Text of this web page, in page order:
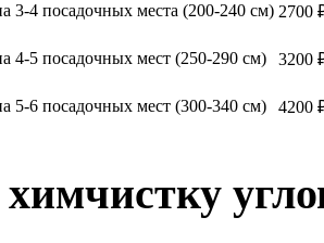
3-4 посадочных места (200-240 см) 2700
4-5 посадочных мест (250-290 см) 3200
5-6 посадочных мест (300-340 см) 4200